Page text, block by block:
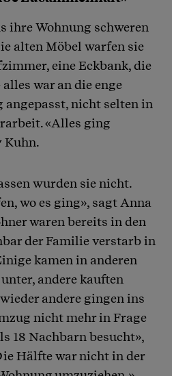
ihre Wohnung schweren
alten Möbel warfen sie
eine Eckbank, die
war an die enge
nicht selten in
«Alles ging
Kuhn.
wurden sie nicht.
wo es ging», sagt Anna
waren bereits in den
der Familie verstarb in
kamen in anderen
andere kauften
andere gingen ins
nicht mehr in Frage
18 Nachbarn besucht»,
Hälfte war nicht in der